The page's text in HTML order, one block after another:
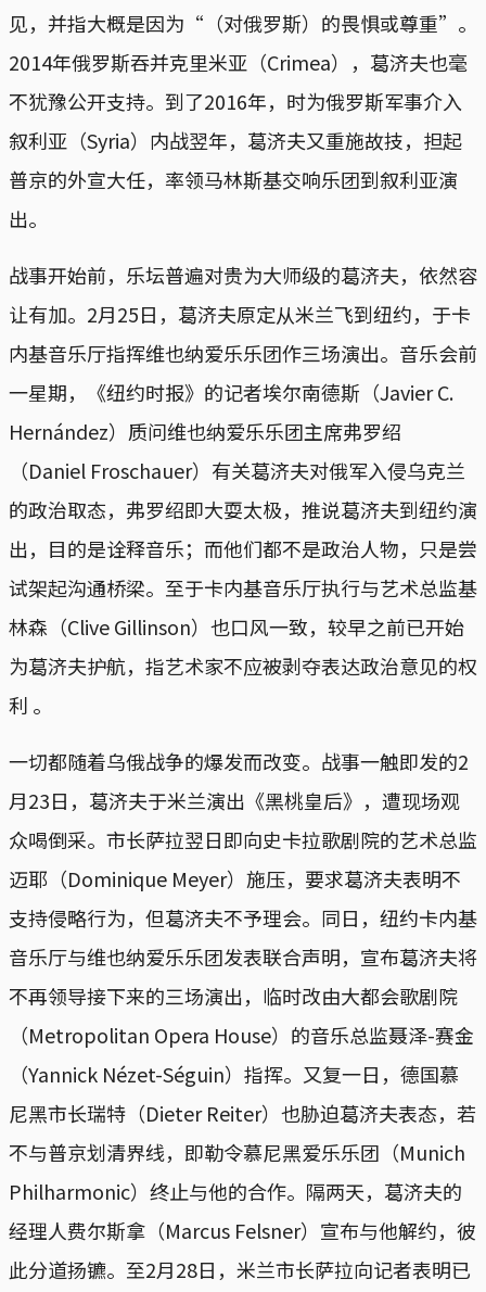
见，并指大概是因为“（对俄罗斯）的畏惧或尊重”。
2014年俄罗斯吞并克里米亚（Crimea），葛济夫也毫
不犹豫公开支持。到了2016年，时为俄罗斯军事介入
叙利亚（Syria）内战翌年，葛济夫又重施故技，担起
普京的外宣大任，率领马林斯基交响乐团到叙利亚演
出。
战事开始前，乐坛普遍对贵为大师级的葛济夫，依然容
让有加。2月25日，葛济夫原定从米兰飞到纽约，于卡
内基音乐厅指挥维也纳爱乐乐团作三场演出。音乐会前
一星期，《纽约时报》的记者埃尔南德斯（Javier C.
Hernández）质问维也纳爱乐乐团主席弗罗绍
（Daniel Froschauer）有关葛济夫对俄军入侵乌克兰
的政治取态，弗罗绍即大耍太极，推说葛济夫到纽约演
出，目的是诠释音乐；而他们都不是政治人物，只是尝
试架起沟通桥梁。至于卡内基音乐厅执行与艺术总监基
林森（Clive Gillinson）也口风一致，较早之前已开始
为葛济夫护航，指艺术家不应被剥夺表达政治意见的权
利 。
一切都随着乌俄战争的爆发而改变。战事一触即发的2
月23日，葛济夫于米兰演出《黑桃皇后》，遭现场观
众喝倒采。市长萨拉翌日即向史卡拉歌剧院的艺术总监
迈耶（Dominique Meyer）施压，要求葛济夫表明不
支持侵略行为，但葛济夫不予理会。同日，纽约卡内基
音乐厅与维也纳爱乐乐团发表联合声明，宣布葛济夫将
不再领导接下来的三场演出，临时改由大都会歌剧院
（Metropolitan Opera House）的音乐总监聂泽-赛金
（Yannick Nézet-Séguin）指挥。又复一日，德国慕
尼黑市长瑞特（Dieter Reiter）也胁迫葛济夫表态，若
不与普京划清界线，即勒令慕尼黑爱乐乐团（Munich
Philharmonic）终止与他的合作。隔两天，葛济夫的
经理人费尔斯拿（Marcus Felsner）宣布与他解约，彼
此分道扬镳。至2月28日，米兰市长萨拉向记者表明已